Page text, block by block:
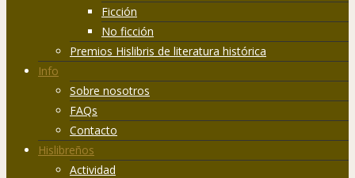
Ficción
No ficción
Premios Hislibris de literatura histórica
Info
Sobre nosotros
FAQs
Contacto
Hislibreños
Actividad